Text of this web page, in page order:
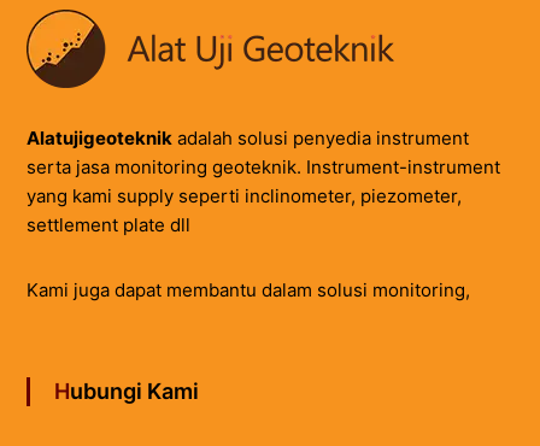
Alatujigeoteknikadalah solusi penyedia instrument
serta jasa monitoring geoteknik. Instrument-instrument
yang kami supply seperti inclinometer, piezometer,
settlement plate dll
Kami juga dapat membantu dalam solusi monitoring,
Hubungi Kami